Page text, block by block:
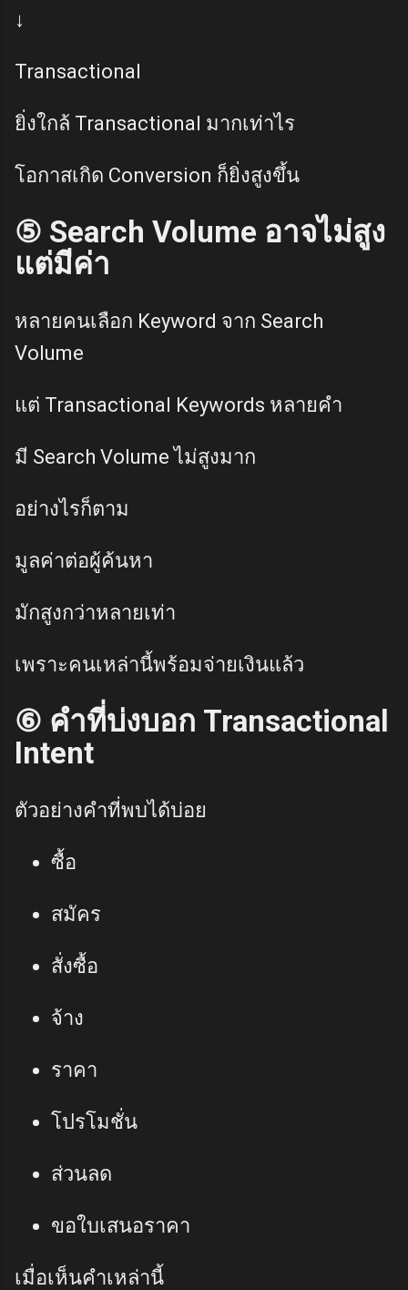
↓
Transactional
ยิ่งใกล้ Transactional มากเท่าไร
โอกาสเกิด Conversion ก็ยิ่งสูงขึ้น
⑤ Search Volume อาจไม่สูง
แต่มีค่า
หลายคนเลือก Keyword จาก Search
Volume
แต่ Transactional Keywords หลายคำ
มี Search Volume ไม่สูงมาก
อย่างไรก็ตาม
มูลค่าต่อผู้ค้นหา
มักสูงกว่าหลายเท่า
เพราะคนเหล่านี้พร้อมจ่ายเงินแล้ว
⑥ คำที่บ่งบอก Transactional
Intent
ตัวอย่างคำที่พบได้บ่อย
ซื้อ
สมัคร
สั่งซื้อ
จ้าง
ราคา
โปรโมชั่น
ส่วนลด
ขอใบเสนอราคา
เมื่อเห็นคำเหล่านี้